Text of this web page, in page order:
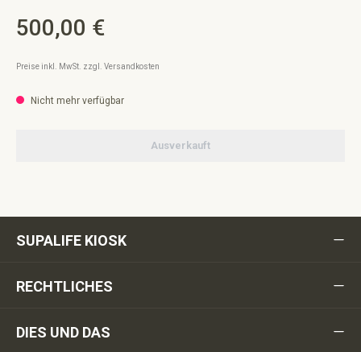
Regulärer Preis:
500,00 €
Preise inkl. MwSt. zzgl. Versandkosten
Nicht mehr verfügbar
Ausverkauft
SUPALIFE KIOSK
RECHTLICHES
DIES UND DAS